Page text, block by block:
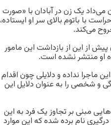
می‌داد یک زن در آبادان با «صورت
با باتوم بالای سر او ایستاده،
می‌کند.
از این از بازداشت این مامور
او منتشر نشده است.
ماجرا نداده و دلایلی چون اقدام
و شخصی را به عنوان دلایل این
مبنی بر تجاوز یک فرد به این
نام برده شده که این موارد